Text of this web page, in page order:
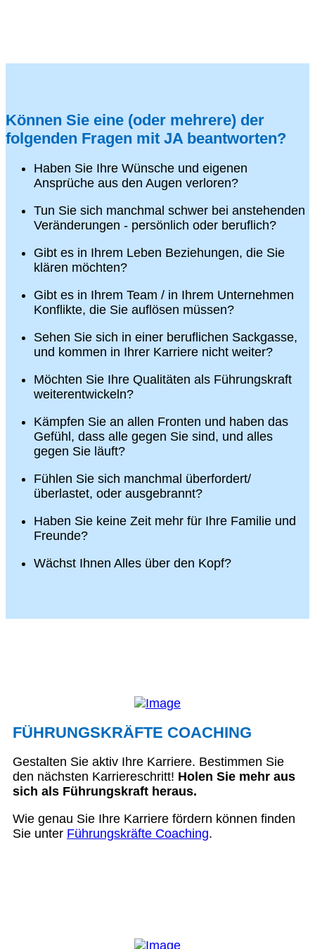
Können Sie eine (oder mehrere) der
folgenden Fragen mit JA beantworten?
Haben Sie Ihre Wünsche und eigenen
Ansprüche aus den Augen verloren?
Tun Sie sich manchmal schwer bei anstehenden
Veränderungen - persönlich oder beruflich?
Gibt es in Ihrem Leben Beziehungen, die Sie
klären möchten?
Gibt es in Ihrem Team / in Ihrem Unternehmen
Konflikte, die Sie auflösen müssen?
Sehen Sie sich in einer beruflichen Sackgasse,
und kommen in Ihrer Karriere nicht weiter?
Möchten Sie Ihre Qualitäten als Führungskraft
weiterentwickeln?
Kämpfen Sie an allen Fronten und haben das
Gefühl, dass alle gegen Sie sind, und alles
gegen Sie läuft?
Fühlen Sie sich manchmal überfordert/
überlastet, oder ausgebrannt?
Haben Sie keine Zeit mehr für Ihre Familie und
Freunde?
Wächst Ihnen Alles über den Kopf?
FÜHRUNGSKRÄFTE COACHING
Gestalten Sie aktiv Ihre Karriere. Bestimmen Sie
den nächsten Karriereschritt! Holen Sie mehr aus
sich als Führungskraft heraus.
Wie genau Sie Ihre Karriere fördern können finden
Sie unter Führungskräfte Coaching.